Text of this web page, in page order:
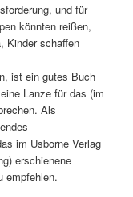
und für
könnten reißen,
Kinder schaffen
ist ein gutes Buch
Lanze für das (im
Als
im Usborne Verlag
erschienene
empfehlen.